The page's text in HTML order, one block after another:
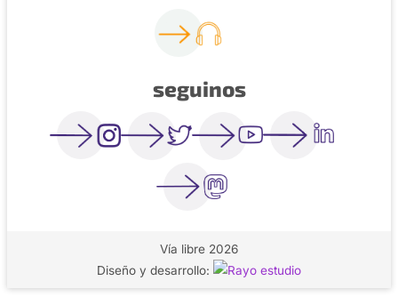
seguinos
Vía libre 2026
Diseño y desarrollo: